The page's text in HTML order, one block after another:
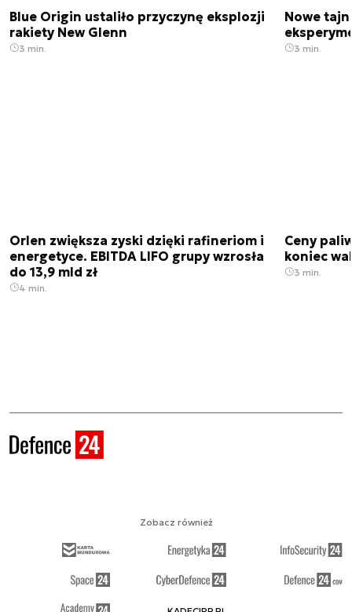
Blue Origin ustaliło przyczynę eksplozji
rakiety New Glenn
3 min.
Nowe
3 min.
Orlen zwiększa zyski dzięki rafineriom i
energetyce. EBITDA LIFO grupy wzrosła
do 13,9 mld zł
4 min.
Ceny
koniec
3 min.
Zobacz również